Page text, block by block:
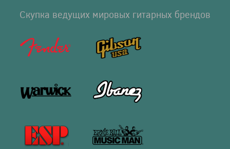
Скупка ведущих мировых гитарных брендов